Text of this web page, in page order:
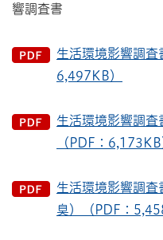
響調査書
生活環境影響調査
6,497KB）
生活環境影響調査
（PDF：6,173KB
生活環境影響調
臭）（PDF：